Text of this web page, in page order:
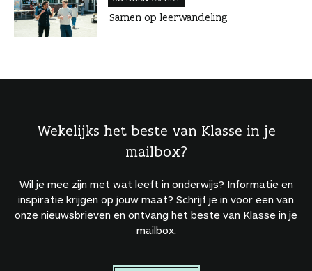
Samen op leerwandeling
Wekelijks het beste van Klasse in je
mailbox?
Wil je mee zijn met wat leeft in onderwijs? Informatie en
inspiratie krijgen op jouw maat? Schrijf je in voor een van
onze nieuwsbrieven en ontvang het beste van Klasse in je
mailbox.